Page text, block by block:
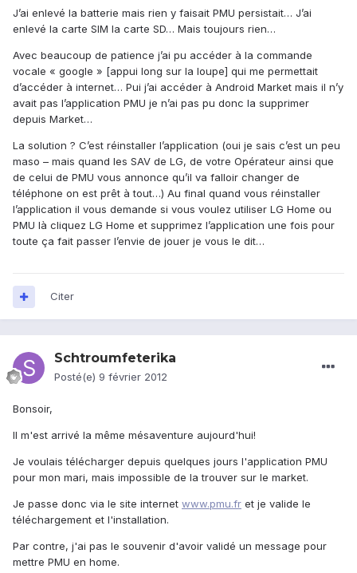
J’ai enlevé la batterie mais rien y faisait PMU persistait… J’ai
enlevé la carte SIM la carte SD… Mais toujours rien…
Avec beaucoup de patience j’ai pu accéder à la commande
vocale « google » [appui long sur la loupe] qui me permettait
d’accéder à internet… Pui j’ai accéder à Android Market mais il n’y
avait pas l’application PMU je n’ai pas pu donc la supprimer
depuis Market…
La solution ? C’est réinstaller l’application (oui je sais c’est un peu
maso – mais quand les SAV de LG, de votre Opérateur ainsi que
de celui de PMU vous annonce qu’il va falloir changer de
téléphone on est prêt à tout…) Au final quand vous réinstaller
l’application il vous demande si vous voulez utiliser LG Home ou
PMU là cliquez LG Home et supprimez l’application une fois pour
toute ça fait passer l’envie de jouer je vous le dit…
Citer
Schtroumfeterika
Posté(e) 9 février 2012
Bonsoir,
Il m'est arrivé la même mésaventure aujourd'hui!
Je voulais télécharger depuis quelques jours l'application PMU
pour mon mari, mais impossible de la trouver sur le market.
Je passe donc via le site internet www.pmu.fr et je valide le
téléchargement et l'installation.
Par contre, j'ai pas le souvenir d'avoir validé un message pour
mettre PMU en home.